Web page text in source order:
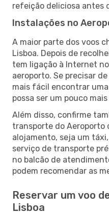
refeição deliciosa antes
Instalações no
A maior parte dos voos
Lisboa. Depois de
tem ligação à Internet
aeroporto. Se precisar
mais fácil encontrar
possa ser um pouco
Além disso, confirme
transporte do Aeroporto
alojamento, seja um
serviço de transporte
no balcão de
podem recomendar as
Reservar um voo
Lisboa